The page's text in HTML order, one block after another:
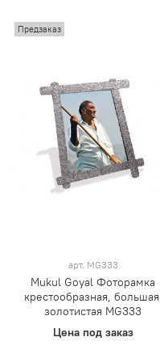
Предзаказ
арт. MG333
Mukul Goyal Фоторамка
крестообразная, большая,
золотистая MG333
Цена под заказ